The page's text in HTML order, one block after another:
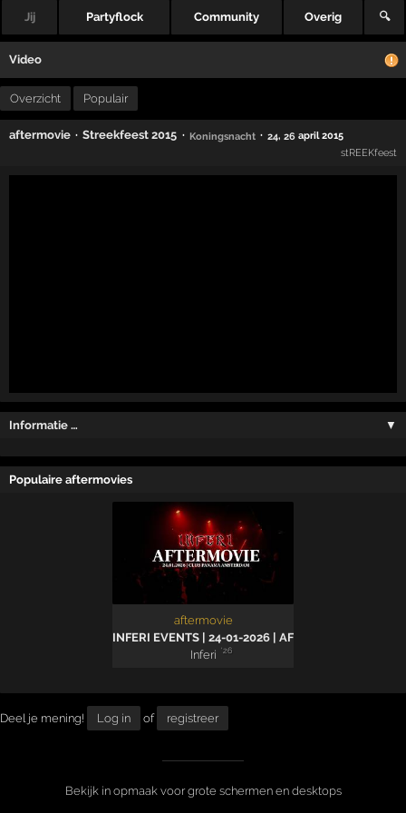
Jij Partyflock Community Overig 🔍
Video
Overzicht Populair
aftermovie · Streekfeest 2015 · Koningsnacht · 24, 26april 2015
stREEKfeest
Informatie … ▼
Populaire aftermovies
aftermovie
INFERI EVENTS | 24-01-2026 | AFTERMOVIE
Inferi
'26
Deel je mening! Log in of registreer
Bekijk in opmaak voor grote schermen en desktops